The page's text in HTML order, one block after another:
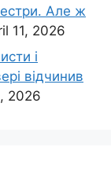
Але ж
11, 2026
і
відчинив
2026